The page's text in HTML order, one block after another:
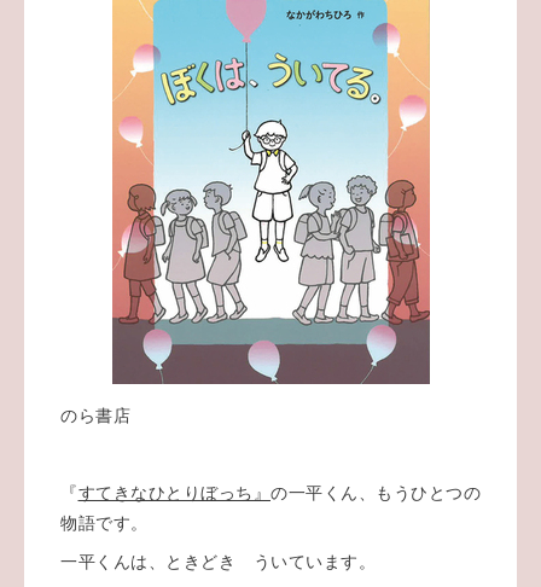
のら書店
『 すてきなひとりぼっち』 の一平くん、もうひとつの
物語です。
一平くんは、ときどき ういています。